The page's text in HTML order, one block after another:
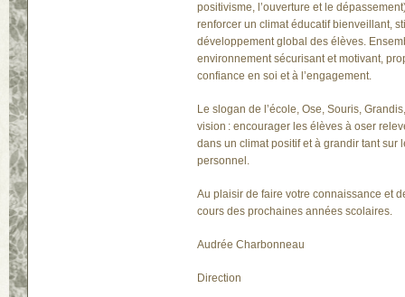
positivisme, l’ouverture et le
renforcer un climat éducatif bienveillant,
développement global des élèves.
environnement sécurisant et motivant,
confiance en soi et à l’engagement.
Le slogan de l’école, Ose, Souris, Grandis
vision : encourager les élèves à oser
dans un climat positif et à grandir tant sur
personnel.
Au plaisir de faire votre connaissance et
cours des prochaines années scolaires.
Audrée Charbonneau
Direction